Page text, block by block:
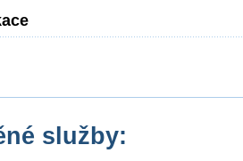
služby: